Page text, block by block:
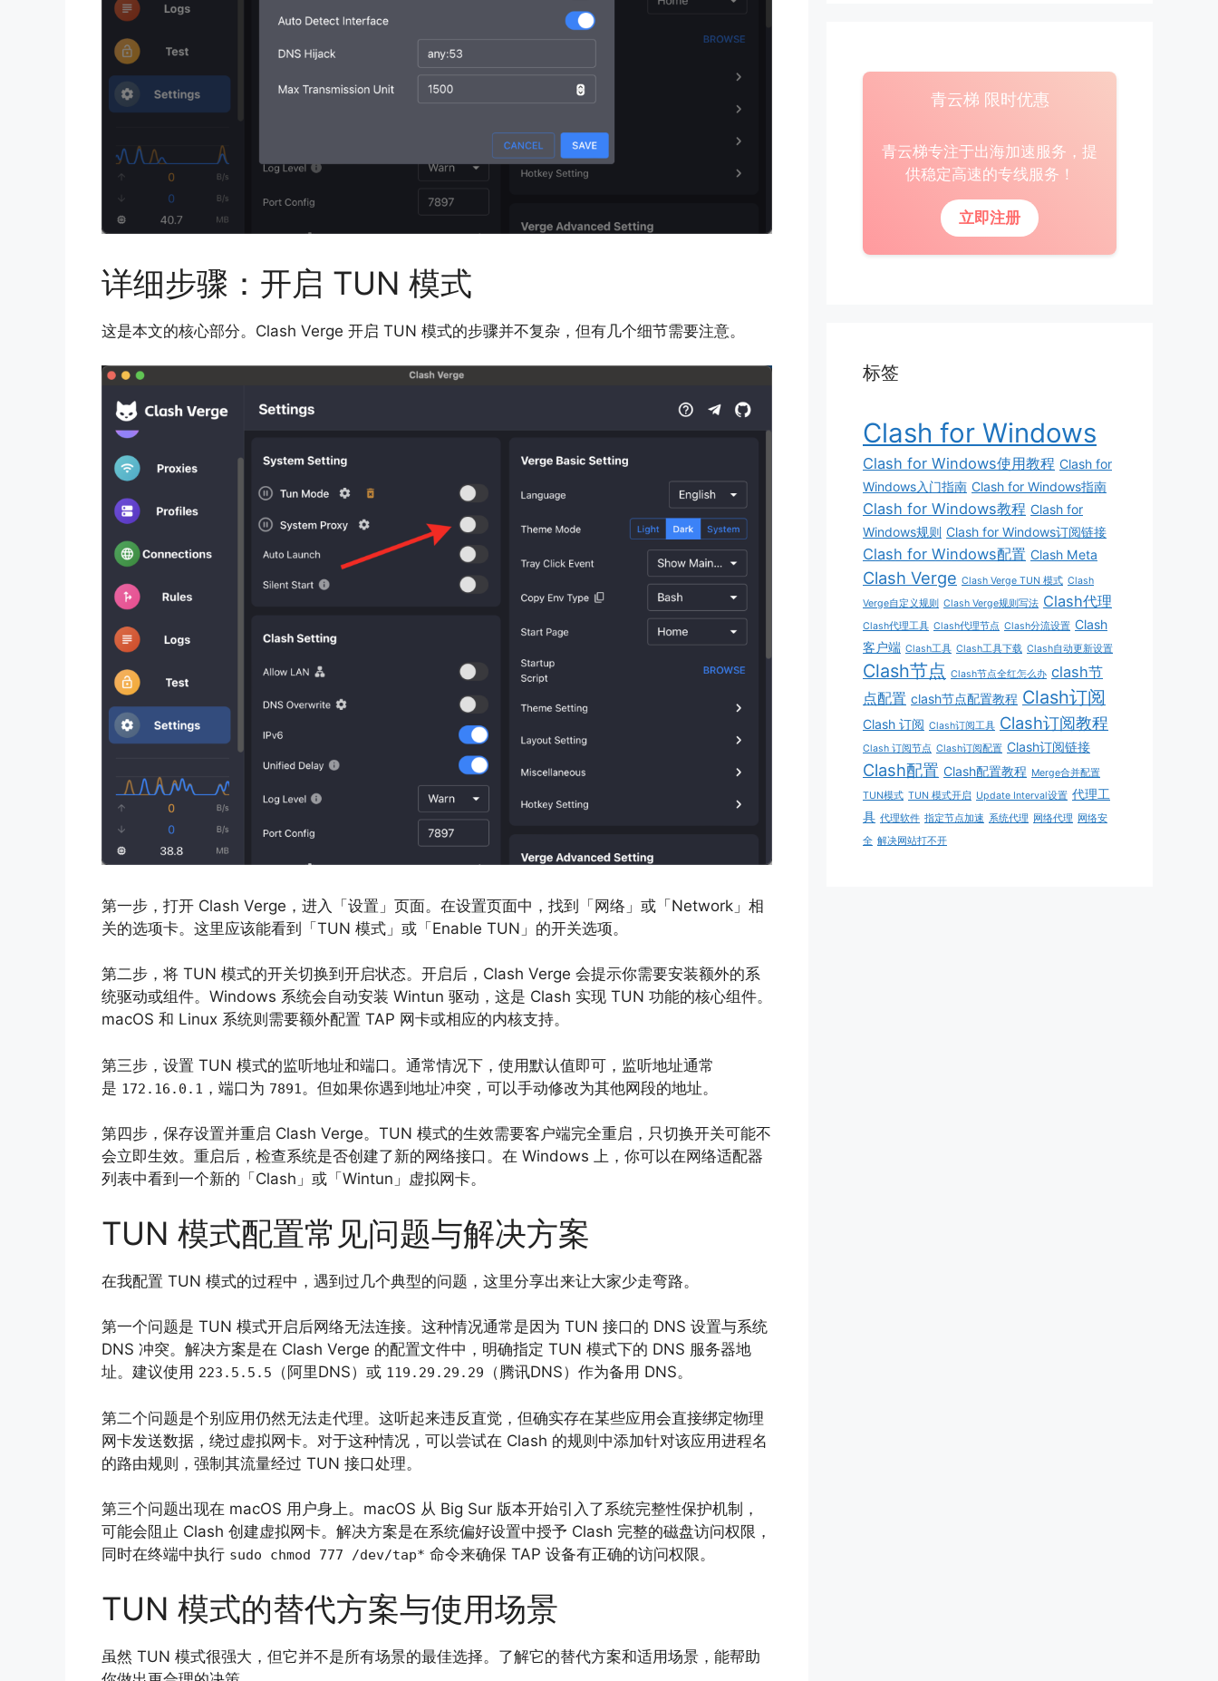
详细步骤：开启 TUN 模式
这是本文的核心部分。Clash Verge 开启 TUN 模式的步骤并不复杂，但有几个细节需要注意。
第一步，打开 Clash Verge，进入「设置」页面。在设置页面中，找到「网络」或「Network」相
关的选项卡。这里应该能看到「TUN 模式」或「Enable TUN」的开关选项。
第二步，将 TUN 模式的开关切换到开启状态。开启后，Clash Verge 会提示你需要安装额外的系
统驱动或组件。Windows 系统会自动安装 Wintun 驱动，这是 Clash 实现 TUN 功能的核心组件。
macOS 和 Linux 系统则需要额外配置 TAP 网卡或相应的内核支持。
第三步，设置 TUN 模式的监听地址和端口。通常情况下，使用默认值即可，监听地址通常
是 172.16.0.1 ，端口为 7891。但如果你遇到地址冲突，可以手动修改为其他网段的地址。
第四步，保存设置并重启 Clash Verge。TUN 模式的生效需要客户端完全重启，只切换开关可能不
会立即生效。重启后，检查系统是否创建了新的网络接口。在 Windows 上，你可以在网络适配器
列表中看到一个新的「Clash」或「Wintun」虚拟网卡。
TUN 模式配置常见问题与解决方案
在我配置 TUN 模式的过程中，遇到过几个典型的问题，这里分享出来让大家少走弯路。
第一个问题是 TUN 模式开启后网络无法连接。这种情况通常是因为 TUN 接口的 DNS 设置与系统
DNS 冲突。解决方案是在 Clash Verge 的配置文件中，明确指定 TUN 模式下的 DNS 服务器地
址。建议使用 223.5.5.5 （阿里DNS）或 119.29.29.29 （腾讯DNS）作为备用 DNS。
第二个问题是个别应用仍然无法走代理。这听起来违反直觉，但确实存在某些应用会直接绑定物理
网卡发送数据，绕过虚拟网卡。对于这种情况，可以尝试在 Clash 的规则中添加针对该应用进程名
的路由规则，强制其流量经过 TUN 接口处理。
第三个问题出现在 macOS 用户身上。macOS 从 Big Sur 版本开始引入了系统完整性保护机制，
可能会阻止 Clash 创建虚拟网卡。解决方案是在系统偏好设置中授予 Clash 完整的磁盘访问权限，
同时在终端中执行 sudo chmod 777 /dev/tap* 命令来确保 TAP 设备有正确的访问权限。
TUN 模式的替代方案与使用场景
虽然 TUN 模式很强大，但它并不是所有场景的最佳选择。了解它的替代方案和适用场景，能帮助
青云梯 限时优惠
青云梯专注于出海加速服务，提
供稳定高速的专线服务！
立即注册
标签
Clash for Windows
Clash for Windows使用教程 Clash for
Windows入门指南 Clash for Windows指南
Clash for Windows教程 Clash for
Windows规则 Clash for Windows订阅链接
Clash for Windows配置 Clash Meta
Clash Verge Clash Verge TUN 模式 Clash
Verge自定义规则 Clash Verge规则写法 Clash代理
Clash代理工具 Clash代理节点 Clash分流设置 Clash
客户端 Clash工具 Clash工具下载 Clash自动更新设置
Clash节点 Clash节点全红怎么办 clash节
点配置 clash节点配置教程 Clash订阅
Clash 订阅 Clash订阅工具 Clash订阅教程
Clash 订阅节点 Clash订阅配置 Clash订阅链接
Clash配置 Clash配置教程 Merge合并配置
TUN模式 TUN 模式开启 Update Interval设置 代理工
具 代理软件 指定节点加速 系统代理 网络代理 网络安
全 解决网站打不开